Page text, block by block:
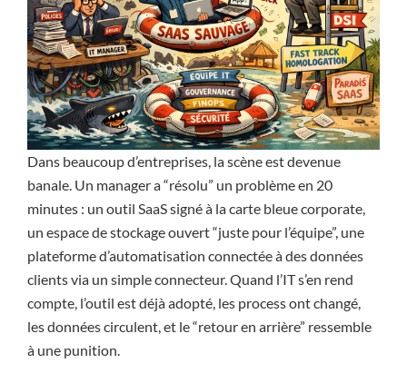
Dans beaucoup d’entreprises, la scène est devenue
banale. Un manager a “résolu” un problème en 20
minutes : un outil SaaS signé à la carte bleue corporate,
un espace de stockage ouvert “juste pour l’équipe”, une
plateforme d’automatisation connectée à des données
clients via un simple connecteur. Quand l’IT s’en rend
compte, l’outil est déjà adopté, les process ont changé,
les données circulent, et le “retour en arrière” ressemble
à une punition.